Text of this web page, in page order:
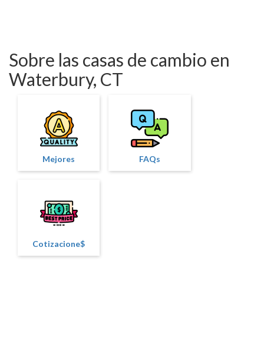
Sobre las casas de cambio en
Waterbury, CT
Mejores FAQs
Cotizacione$